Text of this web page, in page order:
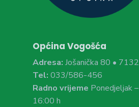
Općina Vogošća
Adresa: Jošanička 80 •
Tel: 033/586-456
Radno vrijeme Ponedjeljak
16:00 h